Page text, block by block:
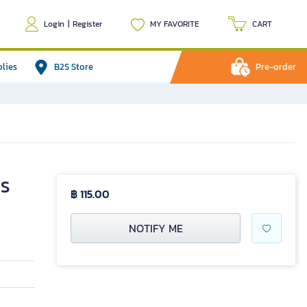
Login | Register MY FAVORITE CART
B2S Store Pre-order
฿ 115.00
NOTIFY ME